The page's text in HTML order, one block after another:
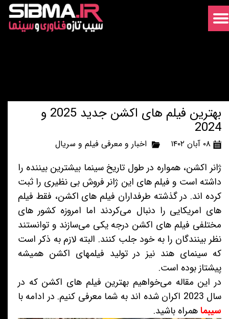
بهترین فیلم های اکشن جدید 2025 و
2024
۰۸ آبان ۱۴۰۲ اخبار و معرفی فیلم و سریال
ژانر اکشن، همواره در طول تاریخ سینما بیشترین بیننده را
داشته است و فیلم های این ژانر فروش بی نظیری را ثبت
کرده اند. در گذشته طرفداران فیلم های اکشن، فقط فیلم
های امریکایی را دنبال می‌کردند اما امروزه کشور های
مختلفی فیلم های اکشن درجه یکی می‌سازند و توانستند
نظر بینندگان را به خود جلب کنند. البته لازم به ذکر است
که سینمای هند نیز در تولید فیلمهای اکشن همیشه
پیشتاز بوده است.
در این مقاله می‌خواهیم بهترین فیلم های اکشن که در
سال 2023 اکران شده اند به شما معرفی کنیم. در ادامه با
سیبماهمراه باشید.